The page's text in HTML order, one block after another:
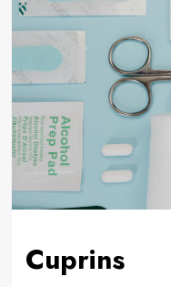
Cuprins